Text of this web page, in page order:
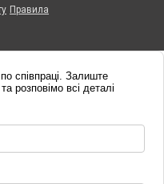
Правила
співпраці. Залиште
розповімо всі деталі